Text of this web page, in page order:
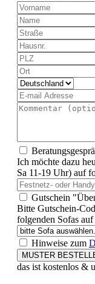
Ich möchte dazu
Sa 11-19 Uhr) auf
Gutschein
Bitte Gutschein-
folgenden Sofas
Hinweise zum
MUSTER
das ist kostenlos &